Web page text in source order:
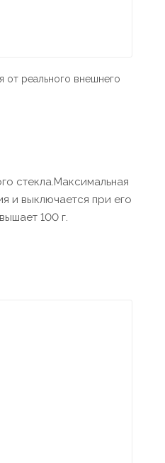
от реального внешнего
стекла.Максимальная
и выключается при его
100 г.